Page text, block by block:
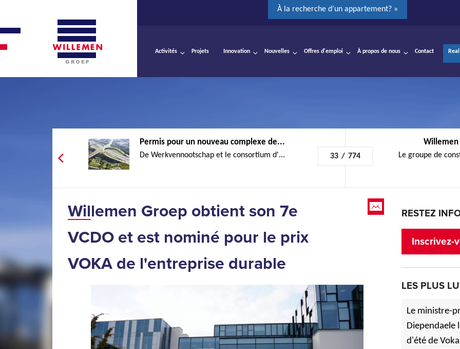
À la recherche d’un appartement? »
Activités Projets Innovation Nouvelles Offres d'emploi À propos de nous Contact
Permis pour un nouveau complexe de...
De Werkvennootschap et le consortium d'... 33 / 774
Willemen
Le groupe de
Willemen Groep obtient son 7e
VCDO et est nominé pour le prix
VOKA de l'entreprise durable
RESTEZ
Inscrivez-
LES PLUS
Le ministre-
Diependaele
d'été de